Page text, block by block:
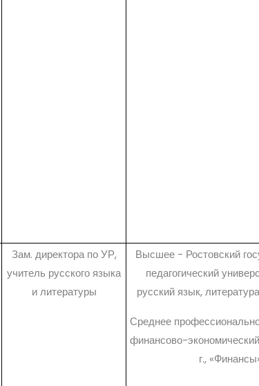
Зам. директора по УР,
учитель русского языка
и литературы
Высшее - Ростовский
педагогический
русский язык,
Среднее
финансово-
г.,